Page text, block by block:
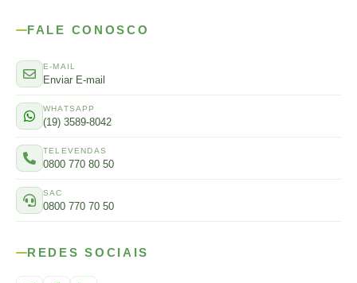
FALE CONOSCO
E-MAIL
Enviar E-mail
WHATSAPP
(19) 3589-8042
TELEVENDAS
0800 770 80 50
SAC
0800 770 70 50
REDES SOCIAIS